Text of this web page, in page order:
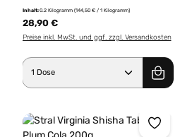
oder benutze die
gewünschten
Inhalt:0.2 Kilogramm (144,50 € / 1 Kilogramm)
28,90 €
Preise inkl. MwSt. und ggf. zzgl. Versandkosten
Produkt Anzahl: Gib